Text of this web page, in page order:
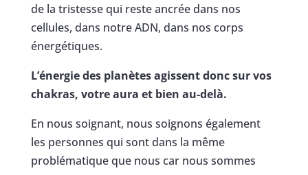
de la tristesse qui reste ancrée dans nos
cellules, dans notre ADN, dans nos corps
énergétiques.
L’énergie des planètes agissent donc sur vos
chakras, votre aura et bien au-delà.
En nous soignant, nous soignons également
les personnes qui sont dans la même
problématique que nous car nous sommes